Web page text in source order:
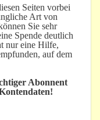
Seiten vorbei
Art von
Sie sehr
Spende deutlich
nur eine Hilfe,
auf dem
Abonnent